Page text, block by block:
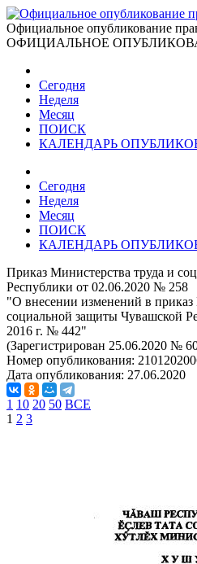
Официальное опубликование
ОФИЦИАЛЬНОЕ
Сегодня
Неделя
Месяц
ПОИСК
КАЛЕНДАРЬ
Сегодня
Неделя
Месяц
ПОИСК
КАЛЕНДАРЬ
Приказ Министерства труда и
Республики от 02.06.2020 № 258
"О внесении изменений в приказ
социальной защиты Чувашской
2016 г. № 442"
(Зарегистрирован 25.06.2020 №
Номер опубликования:
Дата опубликования: 27.06.2020
1 10 20 50 ВСЕ
1 2 3